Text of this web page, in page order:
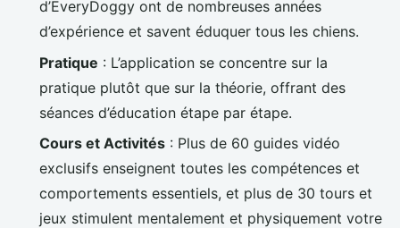
d’EveryDoggy ont de nombreuses années
d’expérience et savent éduquer tous les chiens.
Pratique : L’application se concentre sur la
pratique plutôt que sur la théorie, offrant des
séances d’éducation étape par étape.
Cours et Activités : Plus de 60 guides vidéo
exclusifs enseignent toutes les compétences et
comportements essentiels, et plus de 30 tours et
jeux stimulent mentalement et physiquement votre